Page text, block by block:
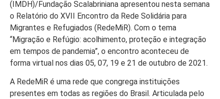
(IMDH)/Fundação Scalabriniana apresentou nesta semana
o Relatório do XVII Encontro da Rede Solidária para
Migrantes e Refugiados (RedeMiR). Com o tema
“Migração e Refúgio: acolhimento, proteção e integração
em tempos de pandemia”, o encontro aconteceu de
forma virtual nos dias 05, 07, 19 e 21 de outubro de 2021.
A RedeMiR é uma rede que congrega instituições
presentes em todas as regiões do Brasil. Articulada pelo